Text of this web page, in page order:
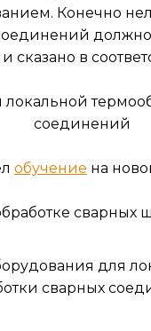
Конечно
сказано в
обучение на